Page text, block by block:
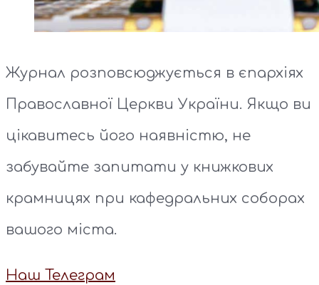
Журнал розповсюджується в єпархіях
Православної Церкви України. Якщо ви
цікавитесь його наявністю, не
забувайте запитати у книжкових
крамницях при кафедральних соборах
вашого міста.
Наш Телеграм